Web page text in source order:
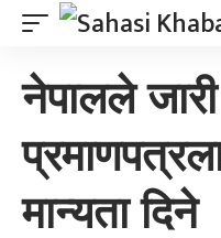
नेपालले
मान्यता दिने